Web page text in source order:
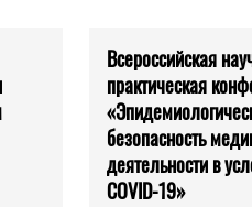
Всероссийская
практическая
безопасность
деятельности в
COVID-19»